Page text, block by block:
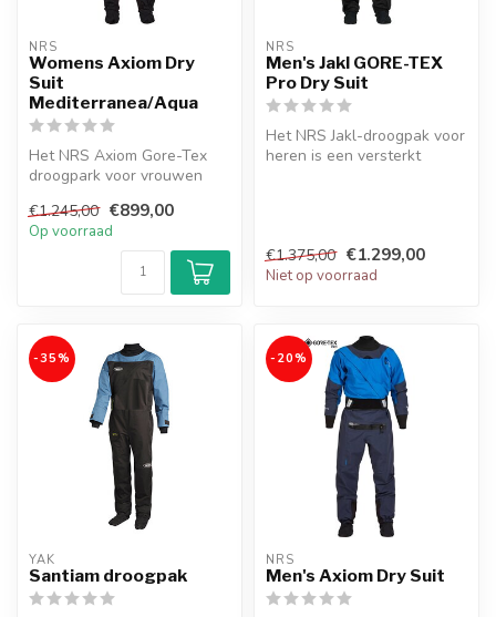
NRS
Womens Axiom Dry
Suit
Mediterranea/Aqua
Het NRS Axiom Gore-Tex
droogpark voor vrouwen
bekend mod...
€1.245,00 €899,00
Op voorraad
NRS
Men's Jakl GORE-TEX
Pro Dry Suit
Het NRS Jakl-droogpak voor
heren is een versterkt
€1.375,00 €1.299,00
Niet op voorraad
-35%
YAK
Santiam droogpak
-20%
NRS
Men's Axiom Dry Suit